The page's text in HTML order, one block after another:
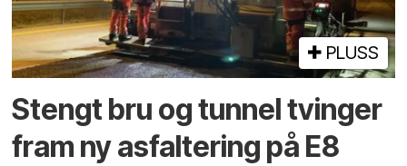
PLUSS
Stengt bru og tunnel tvinger
fram ny asfaltering på E8